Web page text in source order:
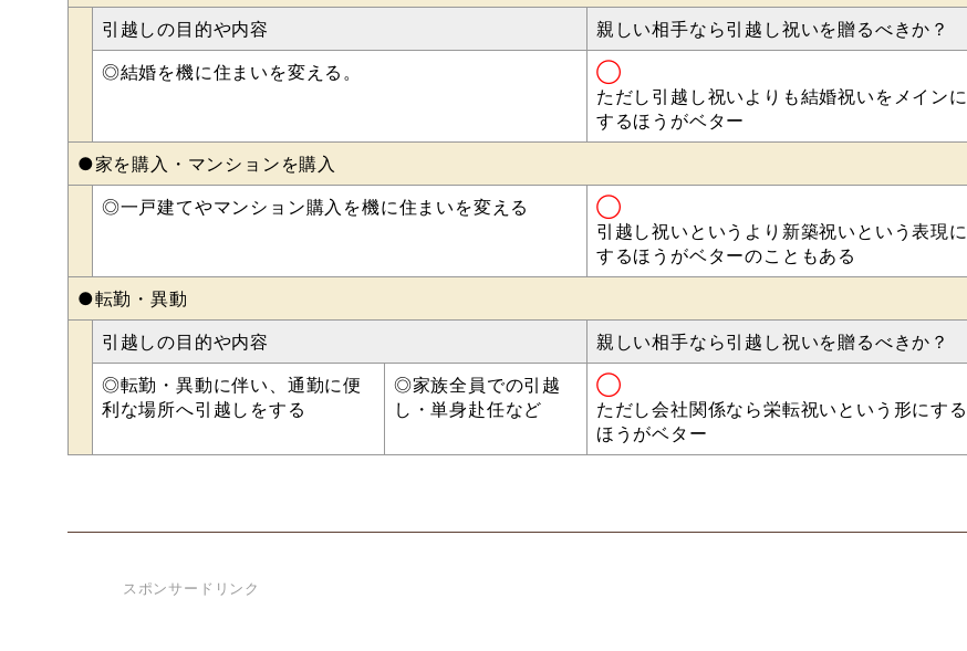
引越しの目的や内容
親しい相手なら引越し祝いを贈るべきか？
◎結婚を機に住まいを変える。
◯
ただし引越し祝いよりも結婚祝いをメインに
するほうがベター
●家を購入・マンションを購入
◎一戸建てやマンション購入を機に住まいを変える
◯
引越し祝いというより新築祝いという表現に
するほうがベターのこともある
●転勤・異動
引越しの目的や内容
親しい相手なら引越し祝いを贈るべきか？
◎転勤・異動に伴い、通勤に便
利な場所へ引越しをする
◎家族全員での引越
し・単身赴任など
◯
ただし会社関係なら栄転祝いという形にする
ほうがベター
スポンサードリンク